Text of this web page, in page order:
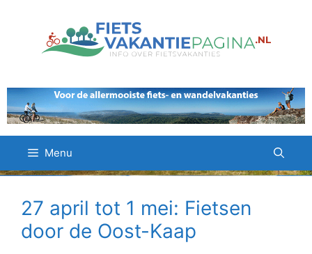
Menu
27 april tot 1 mei: Fietsen
door de Oost-Kaap